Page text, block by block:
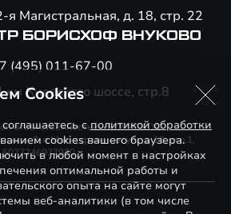
я Магистральная, д. 18, стр. 22
БОРИСХОФ ВНУКОВО
(495) 011-67-00
км Киевского шоссе, стр.8
ответственностью «БОРИСХОФ
2-я Магистральная ул., д. 18, стр.1,
Cookies
сполитикой обработки
cookies вашего браузера.
в любой момент в настройках
оптимальной работы и
опыта на сайте могут
веб-аналитики (в том числе